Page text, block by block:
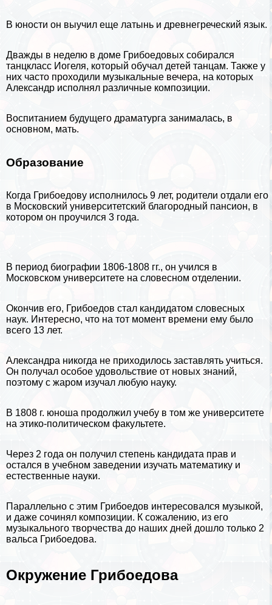
В юности он выучил еще латынь и древнегреческий язык.
Дважды в неделю в доме Грибоедовых собирался
танцкласс Иогеля, который обучал детей танцам. Также у
них часто проходили музыкальные вечера, на которых
Александр исполнял различные композиции.
Воспитанием будущего драматурга занималась, в
основном, мать.
Образование
Когда Грибоедову исполнилось 9 лет, родители отдали его
в Московский университетский благородный пансион, в
котором он проучился 3 года.
В период биографии 1806-1808 гг., он учился в
Московском университете на словесном отделении.
Окончив его, Грибоедов стал кандидатом словесных
наук. Интересно, что на тот момент времени ему было
всего 13 лет.
Александра никогда не приходилось заставлять учиться.
Он получал особое удовольствие от новых знаний,
поэтому с жаром изучал любую науку.
В 1808 г. юноша продолжил учебу в том же университете
на этико-политическом факультете.
Через 2 года он получил степень кандидата прав и
остался в учебном заведении изучать математику и
естественные науки.
Параллельно с этим Грибоедов интересовался музыкой,
и даже сочинял композиции. К сожалению, из его
музыкального творчества до наших дней дошло только 2
вальса Грибоедова.
Окружение Грибоедова